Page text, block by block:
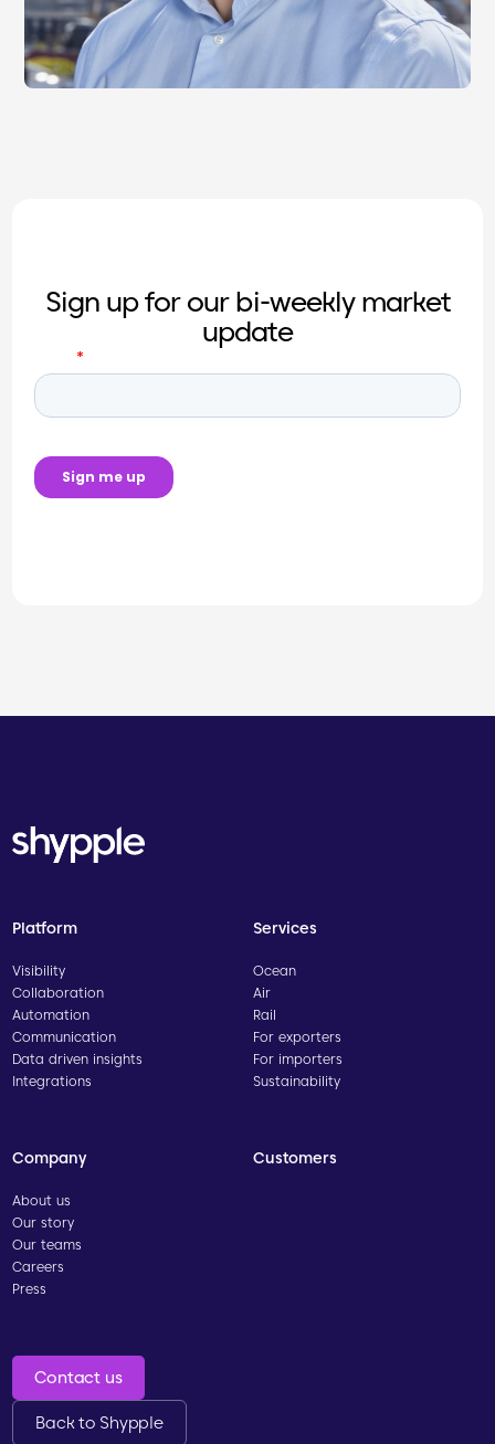
Sign up for our bi-weekly market
update
Platform
Visibility
Collaboration
Automation
Communication
Data driven insights
Integrations
Services
Ocean
Air
Rail
For exporters
For importers
Sustainability
Company
About us
Our story
Our teams
Careers
Press
Customers
Contact us
Back to Shypple